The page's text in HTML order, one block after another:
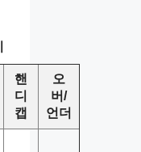
핸
디
캡
오
버/
언더